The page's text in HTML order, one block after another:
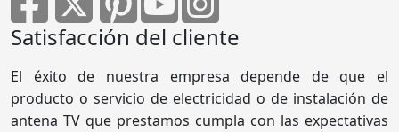
Satisfacción del cliente
producto o servicio de electricidad o de instalación de
antena TV que prestamos cumpla con las expectativas
del cliente y lograr su plena satisfacción, asegurando